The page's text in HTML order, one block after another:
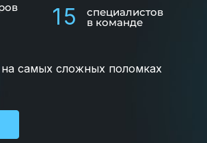
15 специалистов
в команде
самых сложных поломках